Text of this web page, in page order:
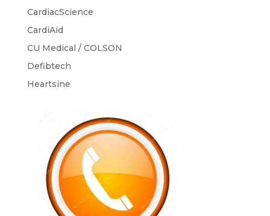
CardiacScience
CardiAid
CU Medical / COLSON
Defibtech
Heartsine